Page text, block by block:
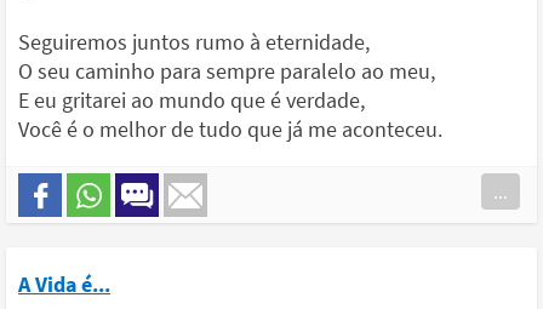
Seguiremos juntos rumo à eternidade,
O seu caminho para sempre paralelo ao meu,
E eu gritarei ao mundo que é verdade,
Você é o melhor de tudo que já me aconteceu.
...
A Vida é...